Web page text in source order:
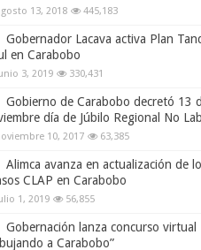
13, 2018 445,183
Gobernador Lacava activa Plan
en Carabobo
3, 2019 330,431
Gobierno de Carabobo decretó 13
día de Júbilo Regional No
10, 2017 63,385
Alimca avanza en actualización de
CLAP en Carabobo
1, 2019 56,855
Gobernación lanza concurso virtual
a Carabobo”